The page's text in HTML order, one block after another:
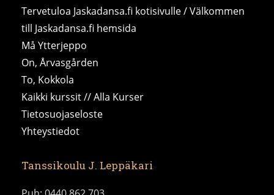
Tervetuloa Jaskadansa.fi kotisivulle / Välkommen
till Jaskadansa.fi hemsida
Må Ytterjeppo
On, Årvasgården
To, Kokkola
Kaikki kurssit // Alla Kurser
Tietosuojaseloste
Yhteystiedot
Tanssikoulu J. Leppäkari